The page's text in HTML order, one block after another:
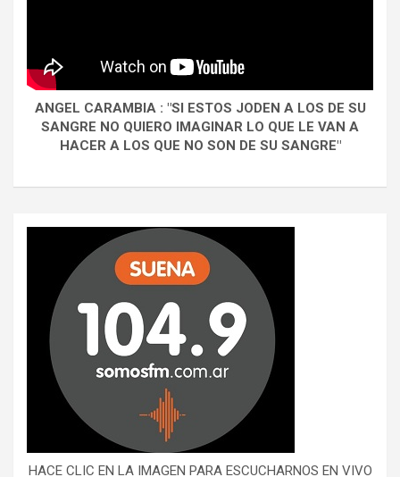
ANGEL CARAMBIA : "SI ESTOS JODEN A LOS DE SU
SANGRE NO QUIERO IMAGINAR LO QUE LE VAN A
HACER A LOS QUE NO SON DE SU SANGRE"
HACE CLIC EN LA IMAGEN PARA ESCUCHARNOS EN VIVO